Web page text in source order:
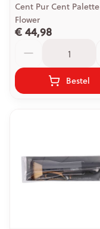
Cent Pur Cent Palette
Flower
€ 44,98
Bestel